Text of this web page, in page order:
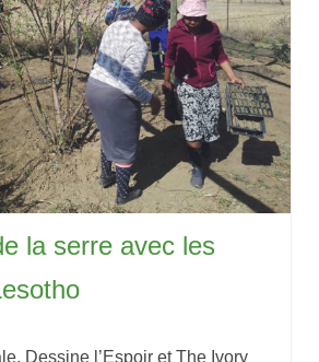
la serre avec les
Dessine l’Espoir et The Ivory